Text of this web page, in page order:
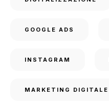
GOOGLE ADS
INSTAGRAM
MARKETING DIGITALE